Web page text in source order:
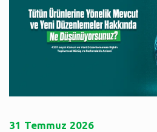
31 Temmuz 2026